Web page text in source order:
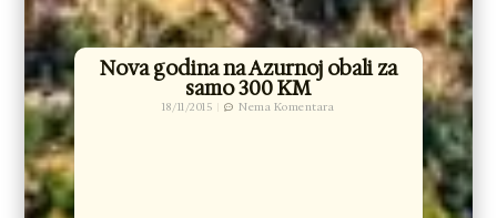
Nova godina na Azurnoj obali za
samo 300 KM
18/11/2015 Nema Komentara